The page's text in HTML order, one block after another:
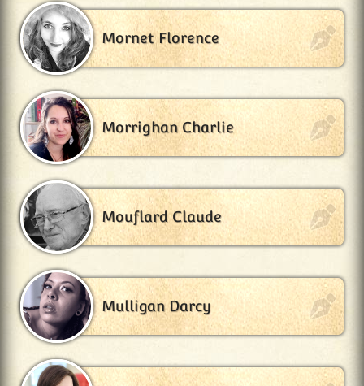
Mornet Florence
Morrighan Charlie
Mouflard Claude
Mulligan Darcy